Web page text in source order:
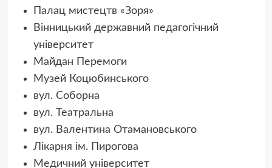
Палац мистецтв «Зоря»
Вінницький державний педагогічний
університет
Майдан Перемоги
Музей Коцюбинського
вул. Соборна
вул. Театральна
вул. Валентина Отамановського
Лікарня ім. Пирогова
Медичний університет